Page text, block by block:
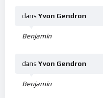
Benjamin
dans Yvon Gendron
Benjamin
dans Yvon Gendron